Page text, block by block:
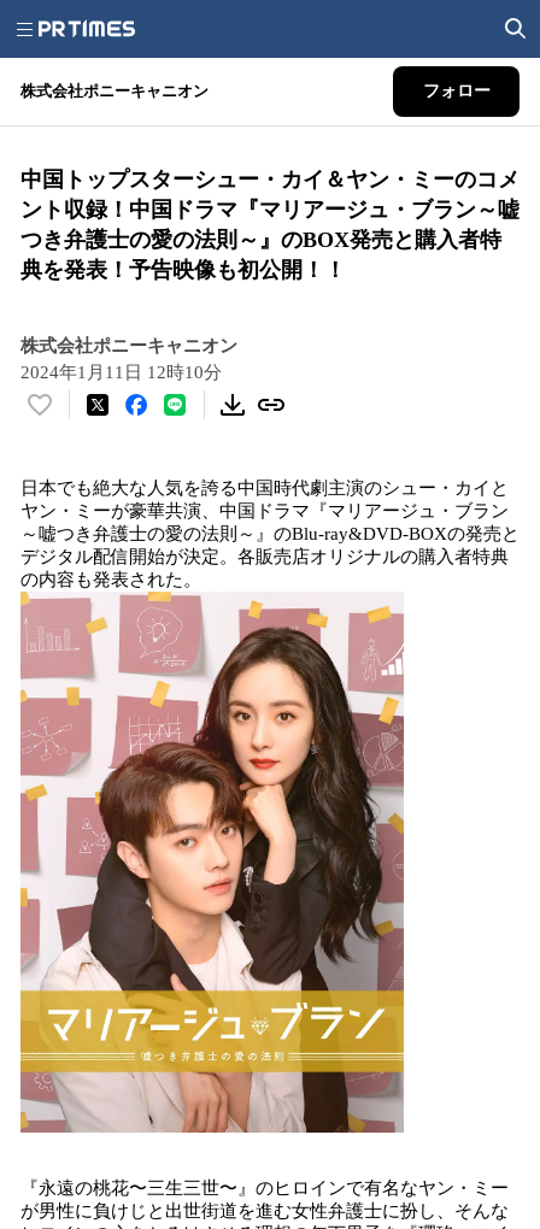
株式会社ポニーキャニオン フォロー
中国トップスターシュー・カイ＆ヤン・ミーのコメ
ント収録！中国ドラマ『マリアージュ・ブラン～嘘
つき弁護士の愛の法則～』のBOX発売と購入者特
典を発表！予告映像も初公開！！
株式会社ポニーキャニオン
2024年1月11日 12時10分
い
！
数
を
読
み
み
で
す
日本でも絶大な人気を誇る中国時代劇主演のシュー・カイと
ヤン・ミーが豪華共演、中国ドラマ『マリアージュ・ブラン
～嘘つき弁護士の愛の法則～』のBlu-ray&DVD-BOXの発売と
デジタル配信開始が決定。各販売店オリジナルの購入者特典
の内容も発表された。
『永遠の桃花〜三生三世〜』のヒロインで有名なヤン・ミー
が男性に負けじと出世街道を進む女性弁護士に扮し、そんな